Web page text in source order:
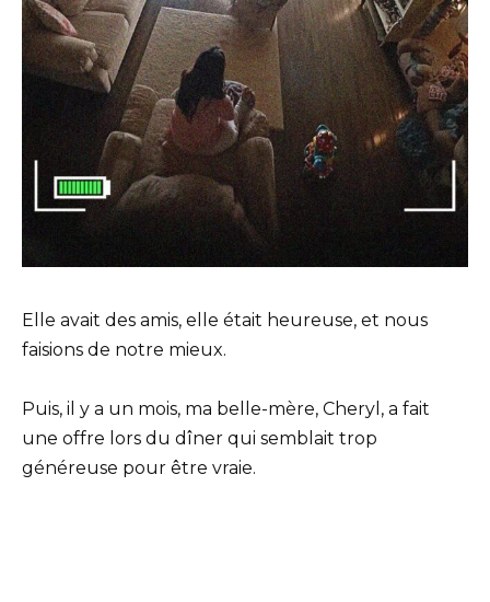
Elle avait des amis, elle était heureuse, et nous
faisions de notre mieux.
Puis, il y a un mois, ma belle-mère, Cheryl, a fait
une offre lors du dîner qui semblait trop
généreuse pour être vraie.